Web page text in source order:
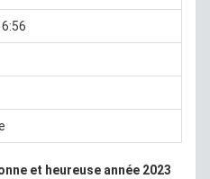
et heureuse année 2023